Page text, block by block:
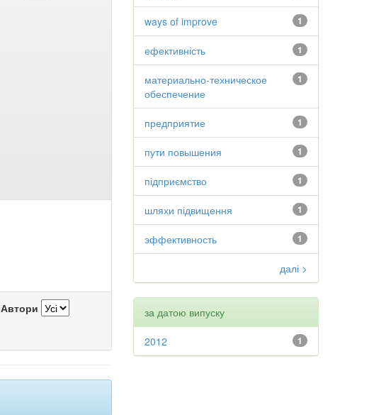
Автори
1
ways of improve
1
ефективність
1
материально-техническое
обеспечение
1
предприятие
1
пути повышения
1
підприємство
1
шляхи підвищення
1
эффективность
далі >
за датою випуску
1
2012